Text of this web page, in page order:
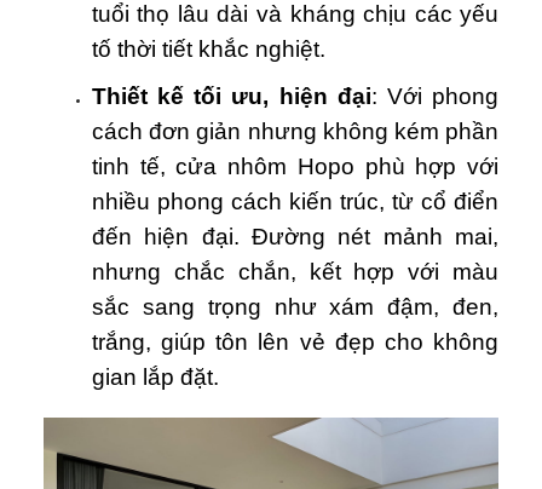
tuổi thọ lâu dài và kháng chịu các yếu
tố thời tiết khắc nghiệt.
Thiết kế tối ưu, hiện đại: Với phong
cách đơn giản nhưng không kém phần
tinh tế, cửa nhôm Hopo phù hợp với
nhiều phong cách kiến trúc, từ cổ điển
đến hiện đại. Đường nét mảnh mai,
nhưng chắc chắn, kết hợp với màu
sắc sang trọng như xám đậm, đen,
trắng, giúp tôn lên vẻ đẹp cho không
gian lắp đặt.